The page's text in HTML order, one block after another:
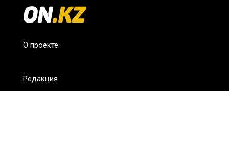
О проекте
Редакция